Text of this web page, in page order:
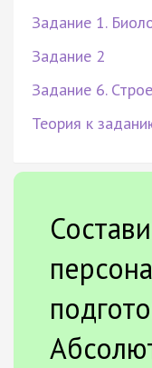
Задание 1.
Задание 2
Задание 6.
Теория к